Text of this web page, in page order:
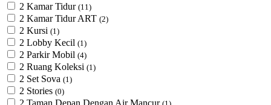
2 Kamar Tidur (11)
2 Kamar Tidur ART (2)
2 Kursi (1)
2 Lobby Kecil (1)
2 Parkir Mobil (4)
2 Ruang Koleksi (1)
2 Set Sova (1)
2 Stories (0)
2 Taman Depan Dengan Air Mancur